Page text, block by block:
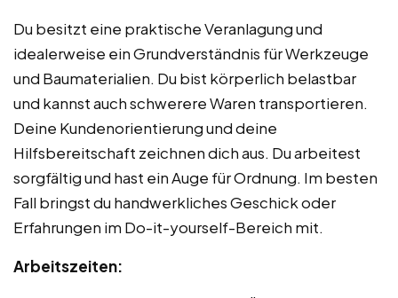
Du besitzt eine praktische Veranlagung und
idealerweise ein Grundverständnis für Werkzeuge
und Baumaterialien. Du bist körperlich belastbar
und kannst auch schwerere Waren transportieren.
Deine Kundenorientierung und deine
Hilfsbereitschaft zeichnen dich aus. Du arbeitest
sorgfältig und hast ein Auge für Ordnung. Im besten
Fall bringst du handwerkliches Geschick oder
Erfahrungen im Do-it-yourself-Bereich mit.
Arbeitszeiten: